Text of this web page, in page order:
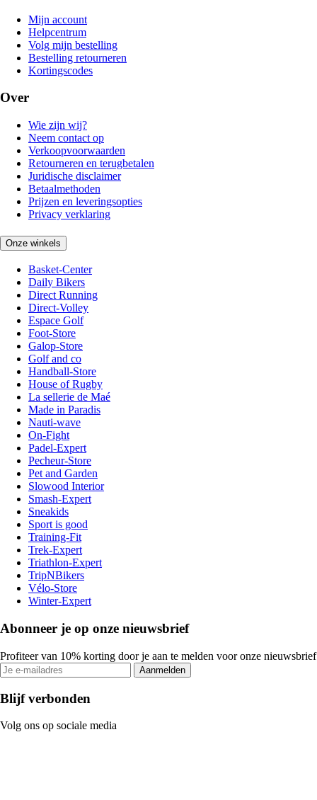
Mijn account
Helpcentrum
Volg mijn bestelling
Bestelling retourneren
Kortingscodes
Over
Wie zijn wij?
Neem contact op
Verkoopvoorwaarden
Retourneren en terugbetalen
Juridische disclaimer
Betaalmethoden
Prijzen en leveringsopties
Privacy verklaring
Onze winkels
Basket-Center
Daily Bikers
Direct Running
Direct-Volley
Espace Golf
Foot-Store
Galop-Store
Golf and co
Handball-Store
House of Rugby
La sellerie de Maé
Made in Paradis
Nauti-wave
On-Fight
Padel-Expert
Pecheur-Store
Pet and Garden
Slowood Interior
Smash-Expert
Sneakids
Sport is good
Training-Fit
Trek-Expert
Triathlon-Expert
TripNBikers
Vélo-Store
Winter-Expert
Abonneer je op onze nieuwsbrief
Profiteer van 10% korting door je aan te melden voor onze nieuwsbrief
Aanmelden
Blijf verbonden
Volg ons op sociale media